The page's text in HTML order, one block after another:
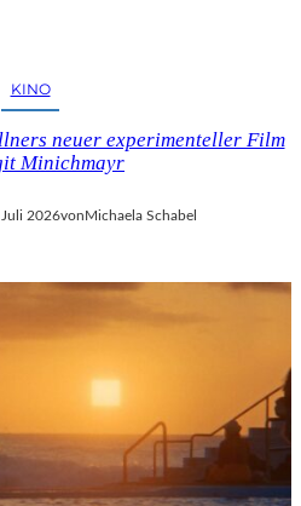
KINO
neuer experimenteller Film
Minichmayr
Juli 2026von Michaela Schabel